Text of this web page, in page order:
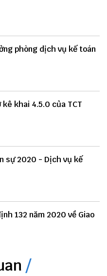
phòng dịch vụ kế toán
khai 4.5.0 của TCT
sự 2020 - Dịch vụ kế
132 năm 2020 về Giao